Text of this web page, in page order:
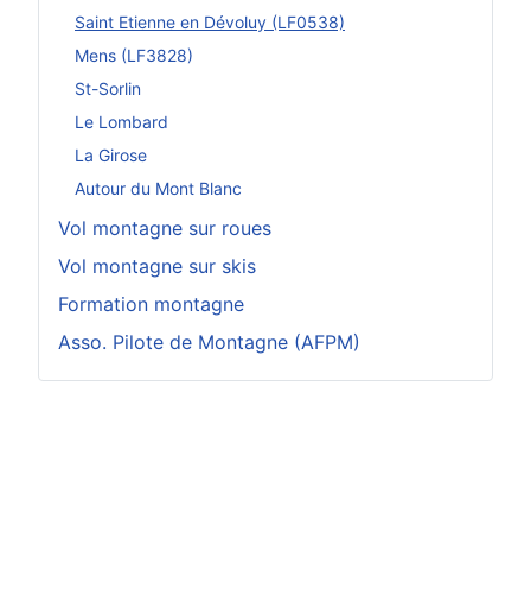
Saint Etienne en Dévoluy (LF0538)
Mens (LF3828)
St-Sorlin
Le Lombard
La Girose
Autour du Mont Blanc
Vol montagne sur roues
Vol montagne sur skis
Formation montagne
Asso. Pilote de Montagne (AFPM)